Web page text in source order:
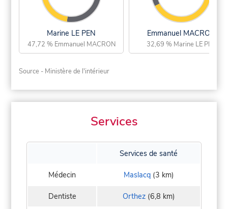
Marine LE PEN
47,72 % Emmanuel MACRON
Emmanuel MACRON
32,69 % Marine LE PEN
Source - Ministère de l'intérieur
Services
Services de santé
Médecin Maslacq(3 km)
Dentiste Orthez(6,8 km)